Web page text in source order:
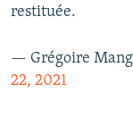
restituée.
— Grégoire
22, 2021